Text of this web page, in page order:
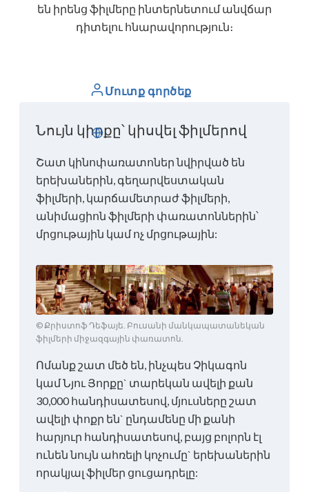
Մուտք գործեք
Հայերեն
են իրենց ֆիլմերը ինտերնետում անվճար
դիտելու հնարավորություն։
Նույն կիրքը՝ կիսվել ֆիլմերով
Շատ կինոփառատոներ նվիրված են
երեխաներին, գեղարվեստական ​​
ֆիլմերի, կարճամետրաժ ֆիլմերի,
անիմացիոն ֆիլմերի փառատոններին՝
մրցութային կամ ոչ մրցութային:
© Քրիստոֆ Դեֆայե. Բուսանի մանկապատանեկան
ֆիլմերի միջազգային փառատոն.
Ոմանք շատ մեծ են, ինչպես Չիկագոն
կամ Նյու Յորքը` տարեկան ավելի քան
30,000 հանդիսատեսով, մյուսները շատ
ավելի փոքր են` ընդամենը մի քանի
հարյուր հանդիսատեսով, բայց բոլորն էլ
ունեն նույն ահռելի կոչումը` երեխաներին
որակյալ ֆիլմեր ցուցադրելը: